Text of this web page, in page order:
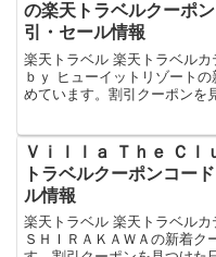
の楽天トラベルクーポ
引・セール情報
楽天トラベル 楽天トラベル
ｂｙ ヒューイットリゾート
めています。割引クーポンを
にあるものが最新の割引ク
Ｖｉｌｌａ Ｔｈｅ Ｃｌ
トラベルクーポンコー
ル情報
楽天トラベル 楽天トラベル
ＳＨＩＲＡＫＡＷＡの新着ク